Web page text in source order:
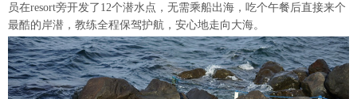
员在resort旁开发了12个潜水点，无需乘船出海，吃个午餐后直接来个
最酷的岸潜，教练全程保驾护航，安心地走向大海。